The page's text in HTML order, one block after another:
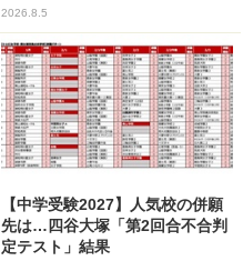
2026.8.5
【中学受験2027】人気校の併願
先は…四谷大塚「第2回合不合判
定テスト」結果